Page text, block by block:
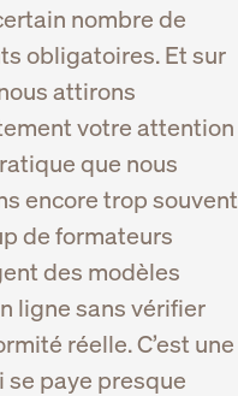
nombre de
obligatoires. Et sur
attirons
votre attention
que nous
encore trop souvent
de formateurs
des modèles
ligne sans vérifier
réelle. C’est une
se paye presque